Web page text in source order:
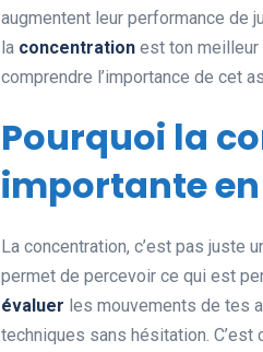
augmentent leur performance de
la concentration est ton meilleur
comprendre l’importance de cet
Pourquoi la
importante
La concentration, c’est pas juste
permet de percevoir ce qui est
évaluer les mouvements de tes
techniques sans hésitation. C’est